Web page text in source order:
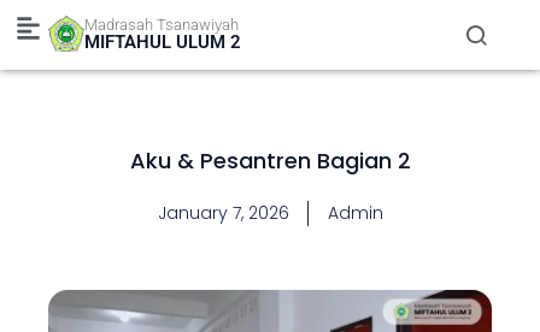
Skip
content
Madrasah Tsanawiyah
MIFTAHUL ULUM 2
Aku & Pesantren Bagian 2
January 7, 2026 Admin